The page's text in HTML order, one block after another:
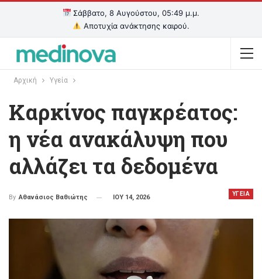
Σάββατο, 8 Αυγούστου, 05:49 μ.μ.
Αποτυχία ανάκτησης καιρού.
Αρχική Υγεία
Καρκίνος παγκρέατος:
η νέα ανακάλυψη που
αλλάζει τα δεδομένα
ΥΓΕΙΑ
By Αθανάσιος Βαθιώτης ΙΟΥ 14, 2026